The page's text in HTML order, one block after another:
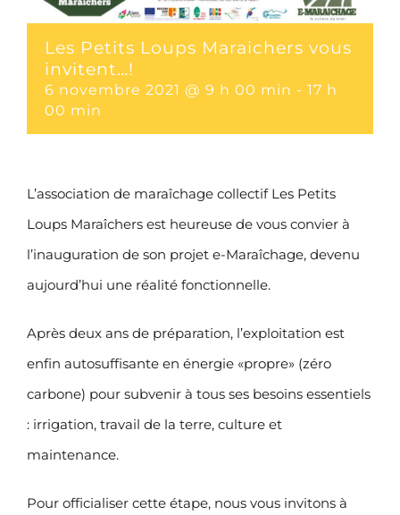
Les Petits Loups Maraichers vous
invitent…!
6 novembre 2021 @ 9 h 00 min - 17 h
00 min
L’association de maraîchage collectif Les Petits
Loups Maraîchers est heureuse de vous convier à
l’inauguration de son projet e-Maraîchage, devenu
aujourd’hui une réalité fonctionnelle.
Après deux ans de préparation, l’exploitation est
enfin autosuffisante en énergie «propre» (zéro
carbone) pour subvenir à tous ses besoins essentiels
: irrigation, travail de la terre, culture et
maintenance.
Pour officialiser cette étape, nous vous invitons à